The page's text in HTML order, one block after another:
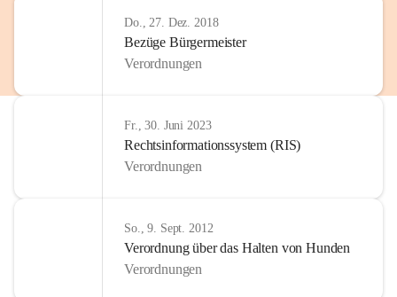
Do., 27. Dez. 2018
Bezüge Bürgermeister
Verordnungen
Fr., 30. Juni 2023
Rechtsinformationssystem (RIS)
Verordnungen
So., 9. Sept. 2012
Verordnung über das Halten von Hunden
Verordnungen